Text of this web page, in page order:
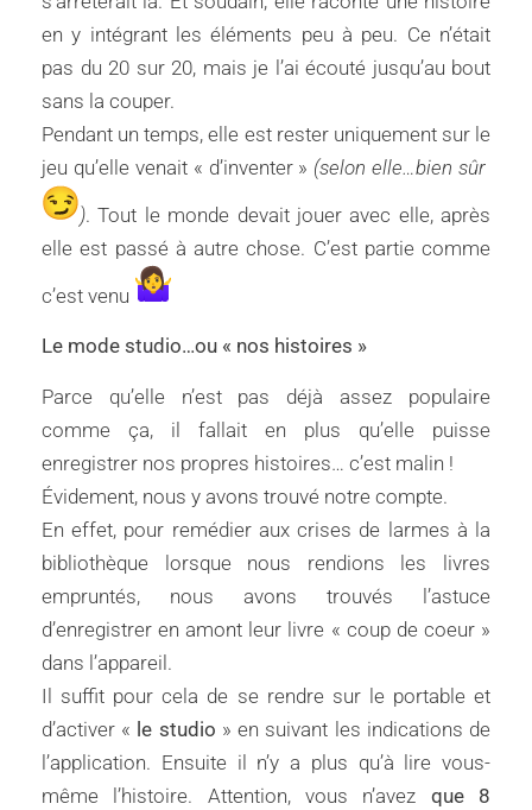
en y intégrant les éléments peu à peu. Ce n’était
pas du 20 sur 20, mais je l’ai écouté jusqu’au bout
sans la couper.
Pendant un temps, elle est rester uniquement sur le
jeu qu’elle venait « d’inventer » (selon elle…bien sûr
). Tout le monde devait jouer avec elle, après
elle est passé à autre chose. C’est partie comme
c’est venu
Le mode studio…ou « nos histoires »
Parce qu’elle n’est pas déjà assez populaire
comme ça, il fallait en plus qu’elle puisse
enregistrer nos propres histoires… c’est malin !
Évidement, nous y avons trouvé notre compte.
En effet, pour remédier aux crises de larmes à la
bibliothèque lorsque nous rendions les livres
empruntés, nous avons trouvés l’astuce
d’enregistrer en amont leur livre « coup de coeur »
dans l’appareil.
Il suffit pour cela de se rendre sur le portable et
d’activer « le studio » en suivant les indications de
l’application. Ensuite il n’y a plus qu’à lire vous-
même l’histoire. Attention, vous n’avez que 8